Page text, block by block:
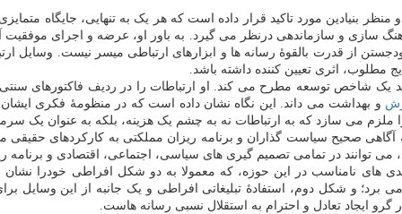
منظر بنیادین مورد تاکید قرار داده است که هر یک به تنهایی، جایگاه
سازی و سازماندهی درنظر می گیرد. به باور او، عرضه و اجرای
از قدرت بالقوهٔ رسانه ها و ابزارهای ارتباطی میسر نیست. وسایل
مطلوب، اثری تعیین کننده داشته باشد.
یک شاخص توسعه مطرح می کند. او ارتباطات را در ردیف فاکتورهای
و بهداشت می داند. این نگاه نشان داده است که در منظومهٔ فکری
می سازد که به ارتباطات نه به چشم یک هزینه، بلکه به عنوان یک
صحیح سیاست گذاران و برنامه ریزان مملکتی به کارکردهای حقیقی
توانند در تمامی تصمیم گیری های سیاسی، اجتماعی، اقتصادی و برنامه
نامناسب در این حوزه، که معمولا به دو شکل افراطی خودرا نشان
برد؛ و شکل دوم، استفادهٔ تبلیغاتی افراطی و یک جانبه از این وسایل
ایجاد تعادل و احترام به استقلال نسبی رسانه هاست.